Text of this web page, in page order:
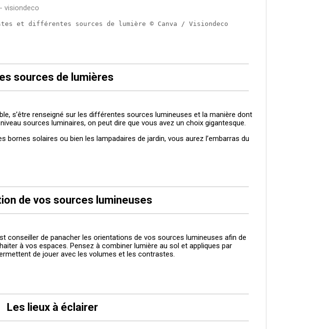
et différentes sources de lumière © Canva / Visiondeco
sources de lumières
s’être renseigné sur les différentes sources lumineuses et la manière dont
sources luminaires, on peut dire que vous avez un choix gigantesque.
bornes solaires ou bien les lampadaires de jardin, vous aurez l’embarras du
de vos sources lumineuses
conseiller de panacher les orientations de vos sources lumineuses afin de
à vos espaces. Pensez à combiner lumière au sol et appliques par
de jouer avec les volumes et les contrastes.
Les lieux à éclairer